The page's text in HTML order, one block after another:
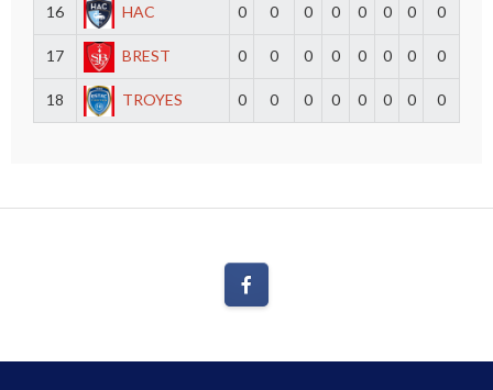
16 HAC 0 0 0 0 0 0 0 0
17 BREST 0 0 0 0 0 0 0 0
18 TROYES 0 0 0 0 0 0 0 0